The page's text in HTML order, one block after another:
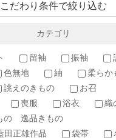
こだわり条件で絞り込む
カテゴリ
留袖 振袖
色無地 紬
柔らか
誂えのきもの
お召
喪服 浴衣
織
の 逸品きもの
正雄作品
袋帯